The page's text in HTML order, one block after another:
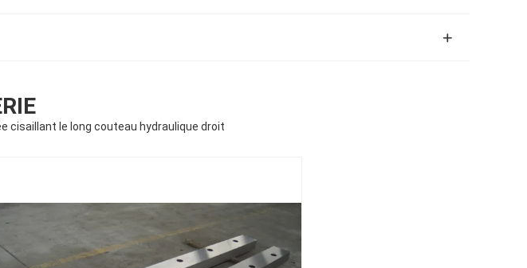
cisaillant le long couteau hydraulique droit